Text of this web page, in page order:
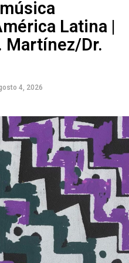
Periodista, me permito
–originario de San Luis
y autoproclamado
que en México, ocho
en lo que va de 2023.
pues Melissa Abigail
en un programa de
el pasado 26 de
en una carretera
Latina |
Martínez/Dr.
4, 2026